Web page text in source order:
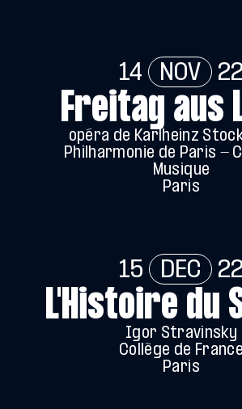
14 NOV 22
Freitag aus
opéra de Karlheinz
Philharmonie de Paris -
Musique
Paris
15 DEC 22
L'Histoire du
Igor Stravinsky
Collège de France
Paris